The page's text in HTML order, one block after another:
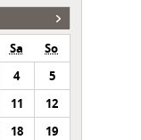
Sa
So
4
5
11
12
18
19